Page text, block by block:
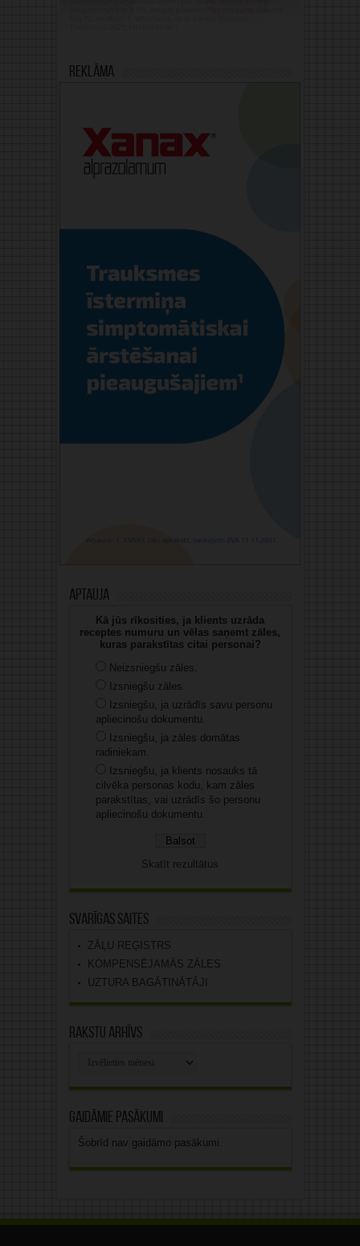
Reklāma
Aptauja
Kā jūs rīkosities, ja klients uzrāda
receptes numuru un vēlas saņemt zāles,
kuras parakstītas citai personai?
Neizsniegšu zāles.
Izsniegšu zāles.
Izsniegšu, ja uzrādīs savu personu
apliecinošu dokumentu.
Izsniegšu, ja zāles domātas
radiniekam.
Izsniegšu, ja klients nosauks tā
cilvēka personas kodu, kam zāles
parakstītas, vai uzrādīs šo personu
apliecinošu dokumentu.
Skatīt rezultātus
Svarīgas saites
ZĀĻU REĢISTRS
KOMPENSĒJAMĀS ZĀLES
UZTURA BAGĀTINĀTĀJI
Rakstu arhīvs
Gaidāmie pasākumi
Šobrīd nav gaidāmo pasākumi.